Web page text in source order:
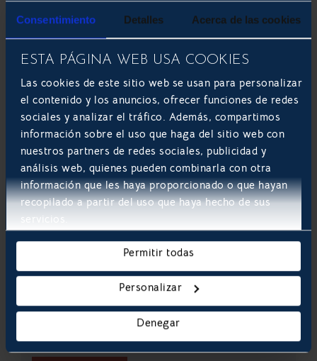
Consentimiento Detalles Acerca de las cookies
ESTA PÁGINA WEB USA COOKIES
Las cookies de este sitio web se usan para personalizar
el contenido y los anuncios, ofrecer funciones de redes
sociales y analizar el tráfico. Además, compartimos
información sobre el uso que haga del sitio web con
nuestros partners de redes sociales, publicidad y
análisis web, quienes pueden combinarla con otra
información que les haya proporcionado o que hayan
recopilado a partir del uso que haya hecho de sus
servicios.
Permitir todas
Personalizar
Denegar
Las 10 mejores empresas de
desarrollo de apps en España
El desarrollo de apps se ha convertido en un pilar
fundamental para las empresas que buscan
expandir su presencia en el entorno digital y
ofrecer servicios innovadores y accesibles a sus
clientes. Una app móvil no solo permite a las
empresas llegar a su audiencia de manera más